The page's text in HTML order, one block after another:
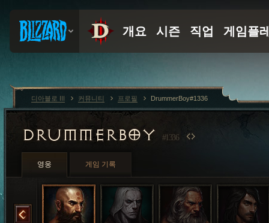
DRUMMERBOY #1336
영웅 게임 기록
디아블로 III 커뮤니티 프로필 DrummerBoy#1336